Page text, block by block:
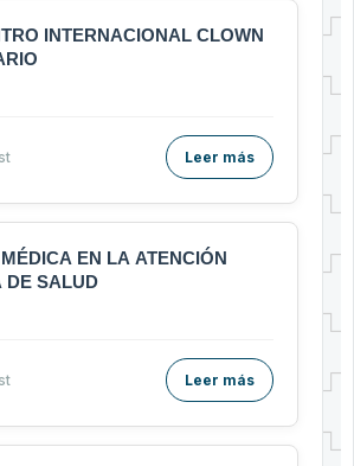
INTERNACIONAL CLOWN
Leer más
EN LA ATENCIÓN
DE SALUD
Leer más